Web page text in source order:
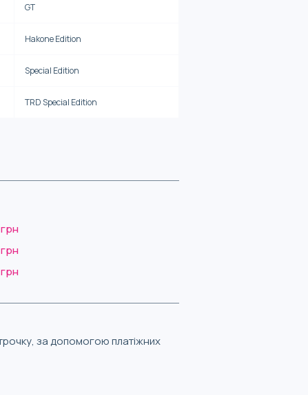
GT
Hakone Edition
Special Edition
TRD Special Edition
за допомогою платіжних